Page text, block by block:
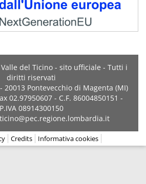
del Ticino - sito ufficiale - Tutti i
diritti riservati
20013 Pontevecchio di Magenta (MI)
02.97950607 - C.F. 86004850151 -
P.IVA 08914300150
Credits Informativa cookies